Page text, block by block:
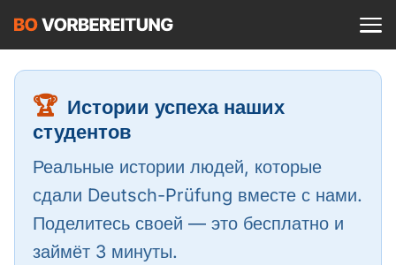
Языковой курс
Allgemein
DTZ
Beruf
Russisch
Deutsch
Englisch
A1 Allgemein
A1 DTZ
A2 Allgemein
Войти Это бесплатно?
🏆 Истории успеха наших
студентов
Реальные истории людей, которые
сдали Deutsch-Prüfung вместе с нами.
Поделитесь своей — это бесплатно и
займёт 3 минуты.